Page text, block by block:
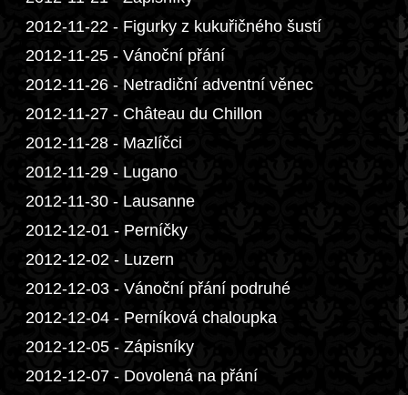
2012-11-22 - Figurky z kukuřičného šustí
2012-11-25 - Vánoční přání
2012-11-26 - Netradiční adventní věnec
2012-11-27 - Château du Chillon
2012-11-28 - Mazlíčci
2012-11-29 - Lugano
2012-11-30 - Lausanne
2012-12-01 - Perníčky
2012-12-02 - Luzern
2012-12-03 - Vánoční přání podruhé
2012-12-04 - Perníková chaloupka
2012-12-05 - Zápisníky
2012-12-07 - Dovolená na přání